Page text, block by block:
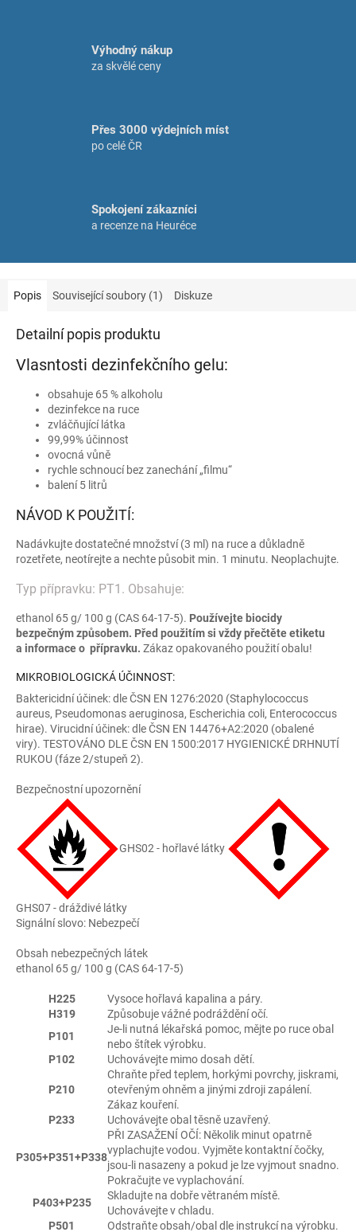
Výhodný nákup
za skvělé ceny
Přes 3000 výdejních míst
po celé ČR
Spokojení zákazníci
a recenze na Heuréce
Popis Související soubory (1) Diskuze
Detailní popis produktu
Vlasntosti dezinfekčního gelu:
obsahuje 65 % alkoholu
dezinfekce na ruce
zvláčňující látka
99,99% účinnost
ovocná vůně
rychle schnoucí bez zanechání „filmu“
balení 5 litrů
NÁVOD K POUŽITÍ:
Nadávkujte dostatečné množství (3 ml) na ruce a důkladně
rozetřete, neotírejte a nechte působit min. 1 minutu. Neoplachujte.
Typ přípravku: PT1. Obsahuje:
ethanol 65 g/ 100 g (CAS 64-17-5). Používejte biocidy
bezpečným způsobem. Před použitím si vždy přečtěte etiketu
a informace o přípravku. Zákaz opakovaného použití obalu!
MIKROBIOLOGICKÁ ÚČINNOST:
Baktericidní účinek: dle ČSN EN 1276:2020 (Staphylococcus
aureus, Pseudomonas aeruginosa, Escherichia coli, Enterococcus
hirae). Virucidní účinek: dle ČSN EN 14476+A2:2020 (obalené
viry). TESTOVÁNO DLE ČSN EN 1500:2017 HYGIENICKÉ DRHNUTÍ
RUKOU (fáze 2/stupeň 2).
Bezpečnostní upozornění
GHS02 - hořlavé látky
GHS07 - dráždivé látky
Signální slovo: Nebezpečí
Obsah nebezpečných látek
ethanol 65 g/ 100 g (CAS 64-17-5)
H225
Vysoce hořlavá kapalina a páry.
H319
Způsobuje vážné podráždění očí.
P101
Je-li nutná lékařská pomoc, mějte po ruce obal
nebo štítek výrobku.
P102
Uchovávejte mimo dosah dětí.
P210
Chraňte před teplem, horkými povrchy, jiskrami,
otevřeným ohněm a jinými zdroji zapálení.
Zákaz kouření.
P233
Uchovávejte obal těsně uzavřený.
P305+P351+P338
PŘI ZASAŽENÍ OČÍ: Několik minut opatrně
vyplachujte vodou. Vyjměte kontaktní čočky,
jsou-li nasazeny a pokud je lze vyjmout snadno.
Pokračujte ve vyplachování.
P403+P235
Skladujte na dobře větraném místě.
Uchovávejte v chladu.
P501
Odstraňte obsah/obal dle instrukcí na výrobku.